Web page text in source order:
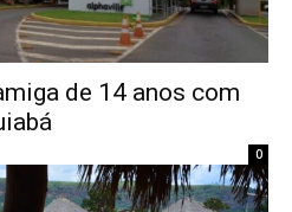
de 14 anos com
0